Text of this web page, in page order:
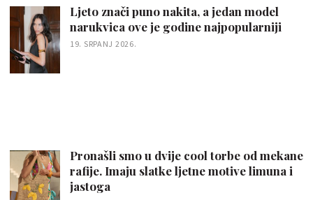
Ljeto znači puno nakita, a jedan model
narukvica ove je godine najpopularniji
19. SRPANJ 2026.
Pronašli smo u dvije cool torbe od mekane
rafije. Imaju slatke ljetne motive limuna i
jastoga